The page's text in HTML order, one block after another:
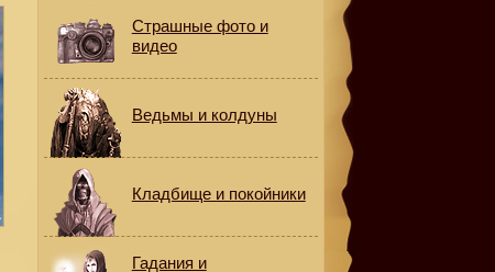
Страшные фото и
видео
Ведьмы и колдуны
Кладбище и покойники
Гадания и